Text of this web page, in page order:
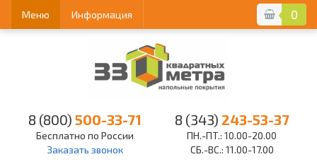
0
Меню Информация
8 (800) 500-33-71
Бесплатно по России
Заказать звонок
8 (343) 243-53-37
ПН.-ПТ.: 10.00-20.00
СБ.-ВС.: 11.00-17.00